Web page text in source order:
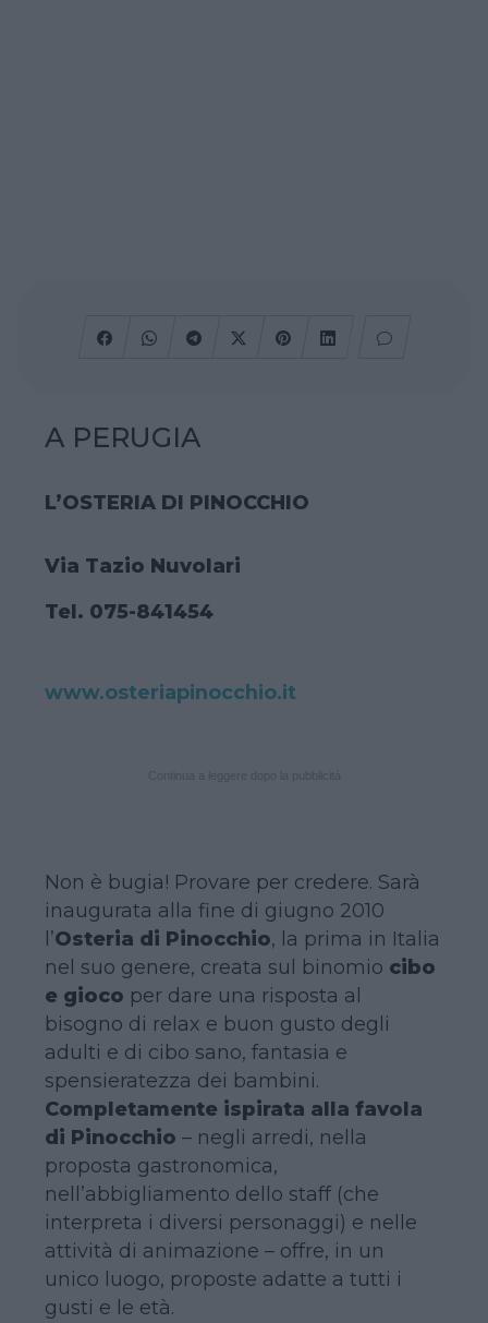
A PERUGIA
L’OSTERIA DI PINOCCHIO
Via Tazio Nuvolari
Tel. 075-841454
www.osteriapinocchio.it
Non è bugia! Provare per credere. Sarà
inaugurata alla fine di giugno 2010
l’Osteria di Pinocchio, la prima in Italia
nel suo genere, creata sul binomio cibo
e gioco per dare una risposta al
bisogno di relax e buon gusto degli
adulti e di cibo sano, fantasia e
spensieratezza dei bambini.
Completamente ispirata alla favola
di Pinocchio – negli arredi, nella
proposta gastronomica,
nell’abbigliamento dello staff (che
interpreta i diversi personaggi) e nelle
attività di animazione – offre, in un
unico luogo, proposte adatte a tutti i
gusti e le età.